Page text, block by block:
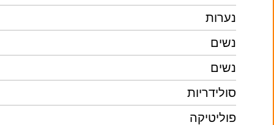
נערות
נשים
נשים
סולידריות
פוליטיקה